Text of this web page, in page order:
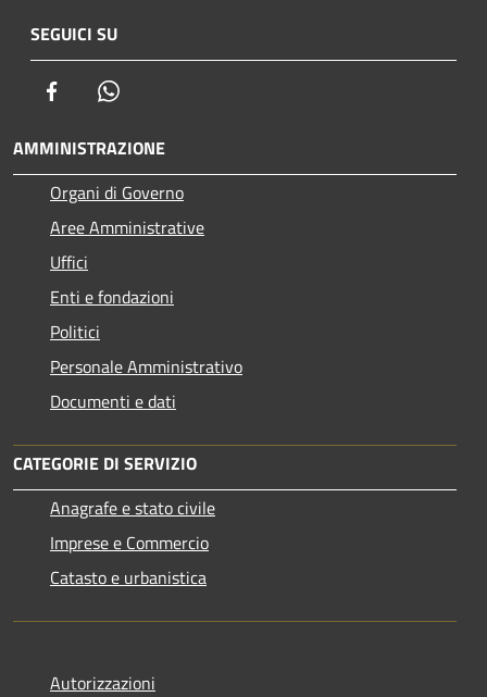
SEGUICI SU
Facebook
AMMINISTRAZIONE
Organi di Governo
Aree Amministrative
Uffici
Enti e fondazioni
Politici
Personale Amministrativo
Documenti e dati
CATEGORIE DI SERVIZIO
Anagrafe e stato civile
Imprese e Commercio
Catasto e urbanistica
Autorizzazioni